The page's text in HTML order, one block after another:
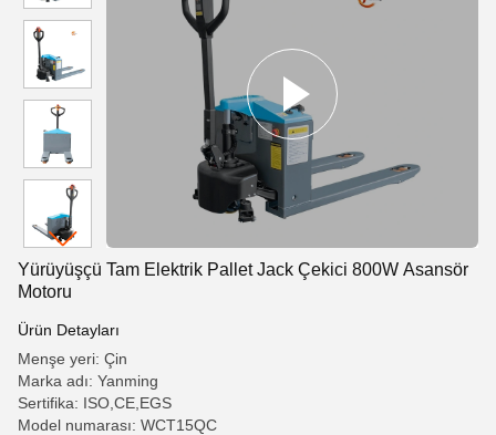
Yürüyüşçü Tam Elektrik Pallet Jack Çekici 800W Asansör
Motoru
Ürün Detayları
Menşe yeri: Çin
Marka adı: Yanming
Sertifika: ISO,CE,EGS
Model numarası: WCT15QC